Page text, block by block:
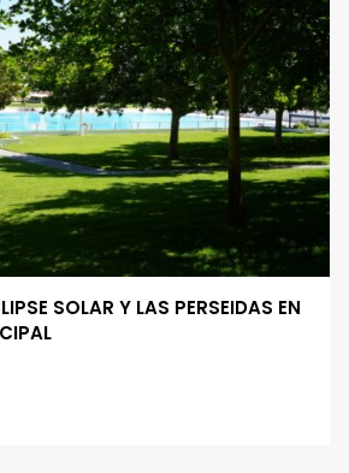
SOLAR Y LAS PERSEIDAS EN